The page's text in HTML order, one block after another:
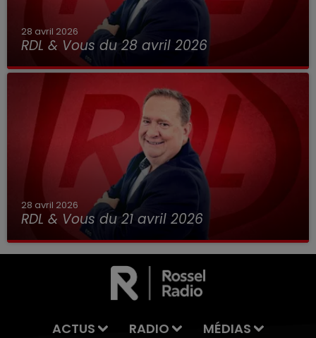
28 avril 2026
RDL & Vous du 28 avril 2026
28 avril 2026
RDL & Vous du 21 avril 2026
ACTUS RADIO
MÉDIAS